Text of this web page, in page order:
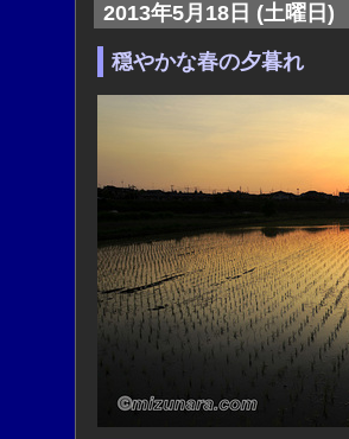
2013年5月18日 (土曜日)
穏やかな春の夕暮れ